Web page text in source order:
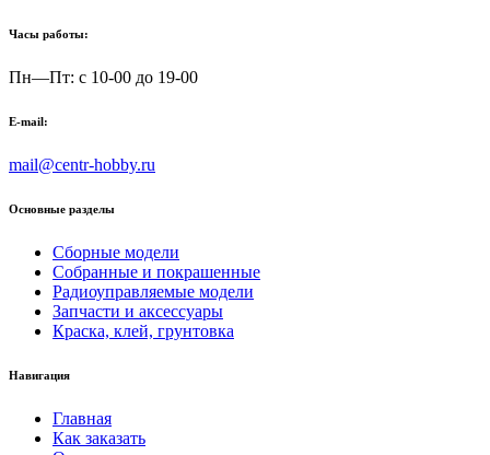
Часы работы:
Пн—Пт: с 10-00 до 19-00
E-mail:
mail@centr-hobby.ru
Основные разделы
Сборные модели
Собранные и покрашенные
Радиоуправляемые модели
Запчасти и аксессуары
Краска, клей, грунтовка
Навигация
Главная
Как заказать